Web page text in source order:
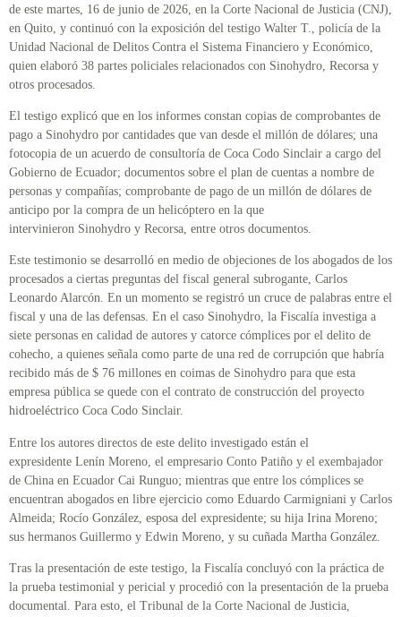
de este martes, 16 de junio de 2026, en la Corte Nacional de Justicia (CNJ),
en Quito, y continuó con la exposición del testigo Walter T., policía de la
Unidad Nacional de Delitos Contra el Sistema Financiero y Económico,
quien elaboró 38 partes policiales relacionados con Sinohydro, Recorsa y
otros procesados.
El testigo explicó que en los informes constan copias de comprobantes de
pago a Sinohydro por cantidades que van desde el millón de dólares; una
fotocopia de un acuerdo de consultoría de Coca Codo Sinclair a cargo del
Gobierno de Ecuador; documentos sobre el plan de cuentas a nombre de
personas y compañías; comprobante de pago de un millón de dólares de
anticipo por la compra de un helicóptero en la que
intervinieron Sinohydro y Recorsa, entre otros documentos.
Este testimonio se desarrolló en medio de objeciones de los abogados de los
procesados a ciertas preguntas del fiscal general subrogante, Carlos
Leonardo Alarcón. En un momento se registró un cruce de palabras entre el
fiscal y una de las defensas. En el caso Sinohydro, la Fiscalía investiga a
siete personas en calidad de autores y catorce cómplices por el delito de
cohecho, a quienes señala como parte de una red de corrupción que habría
recibido más de $ 76 millones en coimas de Sinohydro para que esta
empresa pública se quede con el contrato de construcción del proyecto
hidroeléctrico Coca Codo Sinclair.
Entre los autores directos de este delito investigado están el
expresidente Lenín Moreno, el empresario Conto Patiño y el exembajador
de China en Ecuador Cai Runguo; mientras que entre los cómplices se
encuentran abogados en libre ejercicio como Eduardo Carmigniani y Carlos
Almeida; Rocío González, esposa del expresidente; su hija Irina Moreno;
sus hermanos Guillermo y Edwin Moreno, y su cuñada Martha González.
Tras la presentación de este testigo, la Fiscalía concluyó con la práctica de
la prueba testimonial y pericial y procedió con la presentación de la prueba
documental. Para esto, el Tribunal de la Corte Nacional de Justicia,